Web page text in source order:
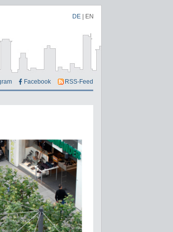
DE EN
Facebook RSS-Feed